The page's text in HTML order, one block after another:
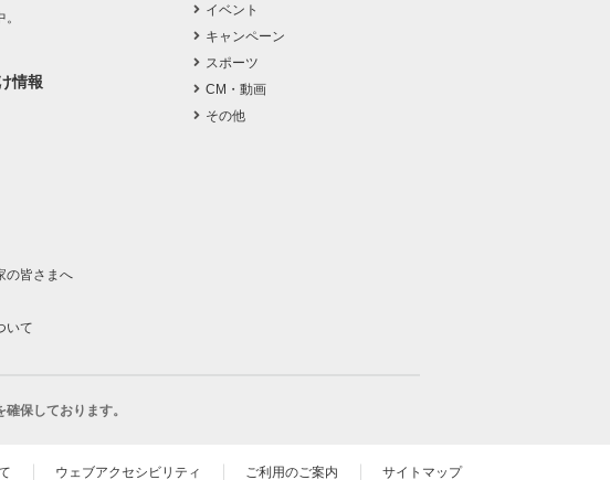
情報
の皆さまへ
いて
イベント
キャンペーン
スポーツ
CM・動画
その他
保しております。
ウェブアクセシビリティ ご利用のご案内 サイトマップ